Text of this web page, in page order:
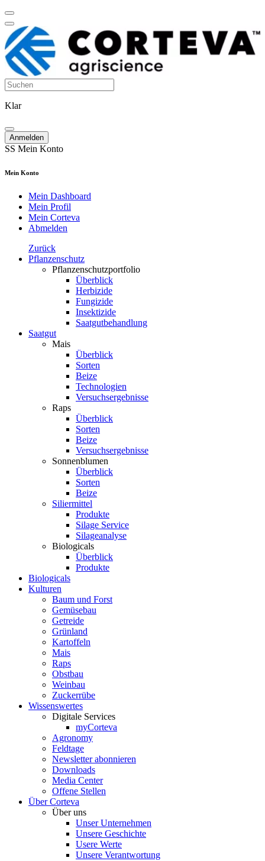
Klar
Anmelden
SS Mein Konto
Mein Konto
Mein Dashboard
Mein Profil
Mein Corteva
Abmelden
Zurück
Pflanzenschutz
Pflanzenschutzportfolio
Überblick
Herbizide
Fungizide
Insektizide
Saatgutbehandlung
Saatgut
Mais
Überblick
Sorten
Beize
Technologien
Versuchsergebnisse
Raps
Überblick
Sorten
Beize
Versuchsergebnisse
Sonnenblumen
Überblick
Sorten
Beize
Siliermittel
Produkte
Silage Service
Silageanalyse
Biologicals
Überblick
Produkte
Biologicals
Kulturen
Baum und Forst
Gemüsebau
Getreide
Grünland
Kartoffeln
Mais
Raps
Obstbau
Weinbau
Zuckerrübe
Wissenswertes
Digitale Services
myCorteva
Agronomy
Feldtage
Newsletter abonnieren
Downloads
Media Center
Offene Stellen
Über Corteva
Über uns
Unser Unternehmen
Unsere Geschichte
Usere Werte
Unsere Verantwortung